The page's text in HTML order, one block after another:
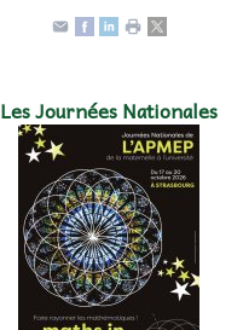
Les Journées Nationales